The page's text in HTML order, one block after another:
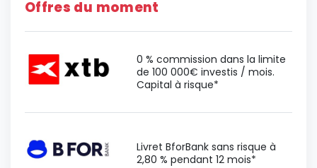
Offres du moment
0 % commission dans la limite
de 100 000€ investis / mois.
Capital à risque*
Livret BforBank sans risque à
2,80 % pendant 12 mois*